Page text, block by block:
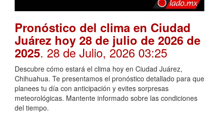
Pronóstico del clima en Ciudad
Juárez hoy 28 de julio de 2026 de
2025. 28 de Julio, 2026 03:25
Descubre cómo estará el clima hoy en Ciudad Juárez,
Chihuahua. Te presentamos el pronóstico detallado para que
planees tu día con anticipación y evites sorpresas
meteorológicas. Mantente informado sobre las condiciones
del tiempo.